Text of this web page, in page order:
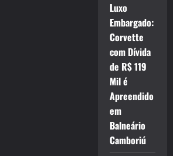
Luxo
Embargado:
Corvette
com Dívida
de R$ 119
Mil é
Apreendido
em
Balneário
Camboriú